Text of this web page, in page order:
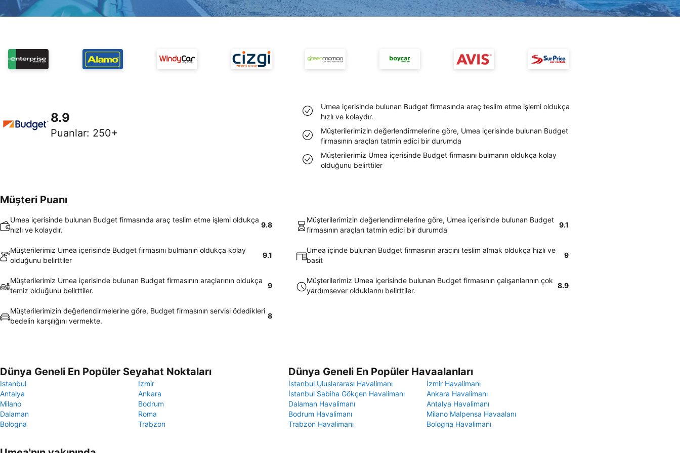
8.9
Puanlar: 250+
Umea içerisinde bulunan Budget firmasında araç teslim etme işlemi oldukça
hızlı ve kolaydır.
Müşterilerimizin değerlendirmelerine göre, Umea içerisinde bulunan Budget
firmasının araçları tatmin edici bir durumda
Müşterilerimiz Umea içerisinde Budget firmasını bulmanın oldukça kolay
olduğunu belirttiler
Müşteri Puanı
Umea içerisinde bulunan Budget firmasında araç teslim etme işlemi oldukça
hızlı ve kolaydır.
9.8
Müşterilerimizin değerlendirmelerine göre, Umea içerisinde bulunan Budget
firmasının araçları tatmin edici bir durumda
9.1
Müşterilerimiz Umea içerisinde Budget firmasını bulmanın oldukça kolay
olduğunu belirttiler
9.1
Umea içinde bulunan Budget firmasının aracını teslim almak oldukça hızlı ve
basit
9
Müşterilerimiz Umea içerisinde bulunan Budget firmasının araçlarının oldukça
temiz olduğunu belirttiler.
9
Müşterilerimiz Umea içerisinde bulunan Budget firmasının çalışanlarının çok
yardımsever olduklarını belirttiler.
8.9
Müşterilerimizin değerlendirmelerine göre, Budget firmasının servisi ödedikleri
bedelin karşılığını vermekte.
8
Dünya Geneli En Popüler Seyahat Noktaları
Istanbul
Izmir
Antalya
Ankara
Milano
Bodrum
Dalaman
Roma
Bologna
Trabzon
Dünya Geneli En Popüler Havaalanları
İstanbul Uluslararası Havalimanı
İzmir Havalimanı
İstanbul Sabiha Gökçen Havalimanı
Ankara Havalimanı
Dalaman Havalimanı
Antalya Havalimanı
Bodrum Havalimanı
Milano Malpensa Havaalanı
Trabzon Havalimanı
Bologna Havalimanı